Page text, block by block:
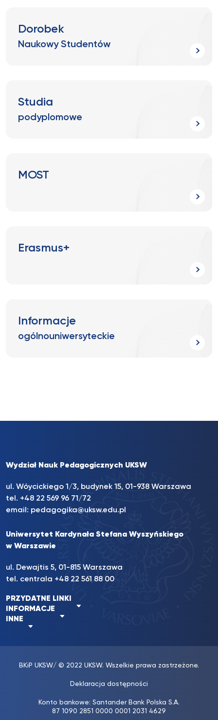
Dorobek
Naukowy Studentów
Studia
podyplomowe
MOST
Erasmus+
Informacje
ogólnouniwersyteckie
Wydział Nauk Pedagogicznych UKSW
ul. Wóycickiego 1/3, budynek 15, 01-938 Warszawa
tel. +48 22 569 96 71/72
email: pedagogika@uksw.edu.pl
Uniwersytet Kardynała Stefana Wyszyńskiego
w Warszawie
ul. Dewajtis 5, 01-815 Warszawa
tel. centrala +48 22 561 88 00
PRZYDATNE LINKI
INFORMACJE
INNE
BKiP UKSW/ © 2022 UKSW. Wszelkie prawa zastrzeżone.
Deklaracja dostępności
Konto bankowe: Santander Bank Polska S.A.
87 1090 2851 0000 0001 2031 4629